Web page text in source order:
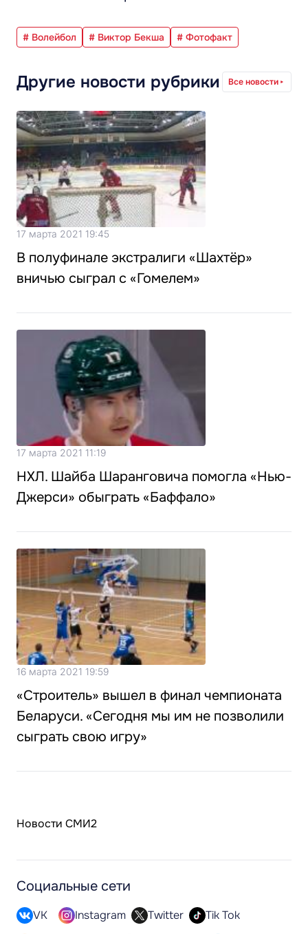
# Волейбол # Виктор Бекша # Фотофакт
Другие новости рубрики Все новости
17 марта 2021 19:45
В полуфинале экстралиги «Шахтёр»
вничью сыграл с «Гомелем»
17 марта 2021 11:19
НХЛ. Шайба Шаранговича помогла «Нью-
Джерси» обыграть «Баффало»
16 марта 2021 19:59
«Строитель» вышел в финал чемпионата
Беларуси. «Сегодня мы им не позволили
сыграть свою игру»
Новости СМИ2
Социальные сети
VK Instagram Twitter
Tik Tok